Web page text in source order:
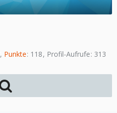
Punkte 118 Profil-Aufrufe 313